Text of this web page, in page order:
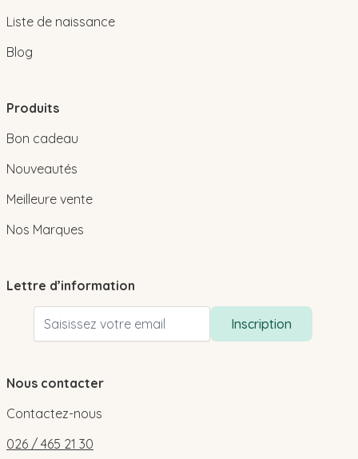
Liste de naissance
Blog
Produits
Bon cadeau
Nouveautés
Meilleure vente
Nos Marques
Lettre d’information
Adresse email
Inscription
Nous contacter
Contactez-nous
026 / 465 21 30